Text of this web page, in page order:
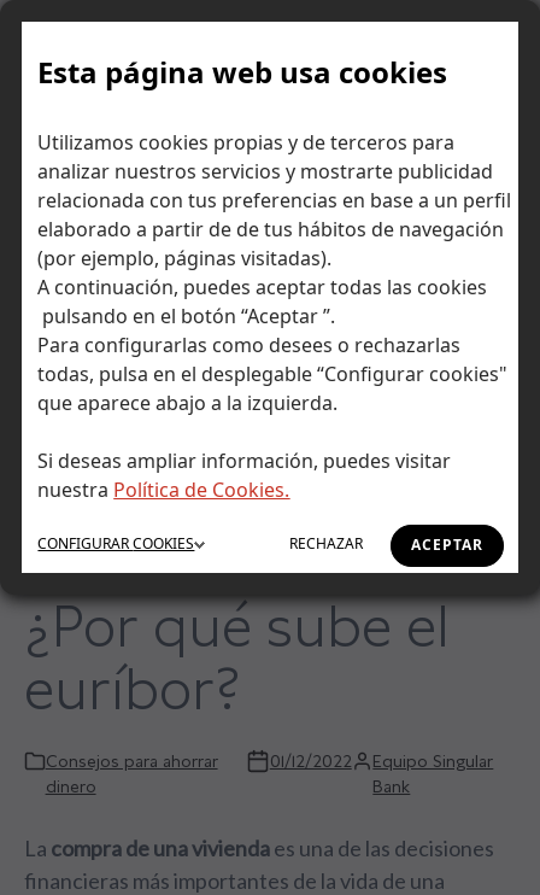
Esta página web usa cookies
Utilizamos cookies propias y de terceros para
analizar nuestros servicios y mostrarte publicidad
relacionada con tus preferencias en base a un perfil
elaborado a partir de de tus hábitos de navegación
(por ejemplo, páginas visitadas).
A continuación, puedes aceptar todas las cookies
pulsando en el botón “Aceptar ”.
Para configurarlas como desees o rechazarlas
todas, pulsa en el desplegable “Configurar cookies"
que aparece abajo a la izquierda.
Si deseas ampliar información, puedes visitar
nuestra Política de Cookies.
ACEPTAR
RECHAZAR
CONFIGURARCOOKIES
Skip
Inicio Consejos para ahorrar dinero
euríbor?
¿Por qué sube el
euríbor?
Consejos para ahorrar
dinero
01/12/2022
Equipo Singular
Bank
La compra de una viviendaes una de las decisiones
financieras más importantes de la vida de una